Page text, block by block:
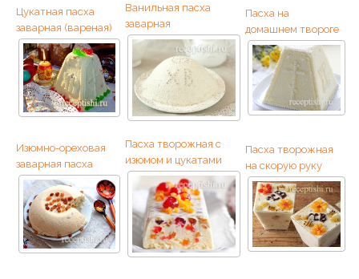
Цукатная пасха
заварная (вареная)
Ванильная пасха
заварная
Пасха на
домашнем твороге
Изюмно-ореховая
заварная пасха
Пасха творожная с
изюмом и цукатами
Пасха творожная
на скорую руку